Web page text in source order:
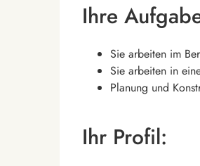
Ihre
Sie arbeiten im
Sie arbeiten in
Planung und
Ihr Profil: